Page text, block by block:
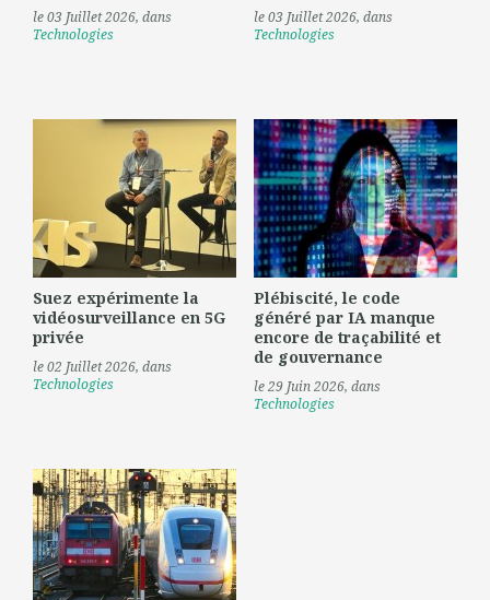
le 03 Juillet 2026, dans
Technologies
le 03 Juillet 2026, dans
Technologies
Suez expérimente la
vidéosurveillance en 5G
privée
le 02 Juillet 2026, dans
Technologies
Plébiscité, le code
généré par IA manque
encore de traçabilité et
de gouvernance
le 29 Juin 2026, dans
Technologies